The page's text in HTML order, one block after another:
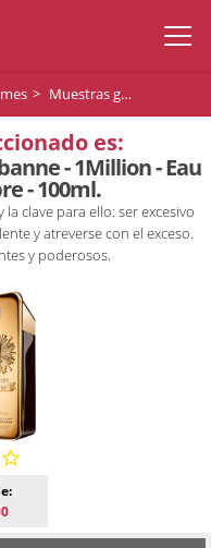
Muestras gratis de Paco Rabanne - 1Million - Eau de parfum hombre - 100ml.
es:
- 1Million - Eau
- 100ml.
clave para ello: ser excesivo
y atreverse con el exceso.
y poderosos.